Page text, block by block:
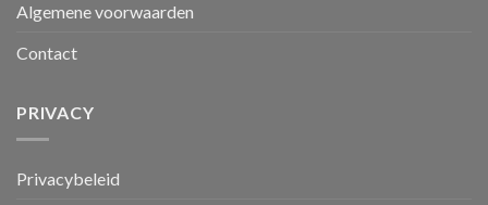
Algemene voorwaarden
Contact
PRIVACY
Privacybeleid